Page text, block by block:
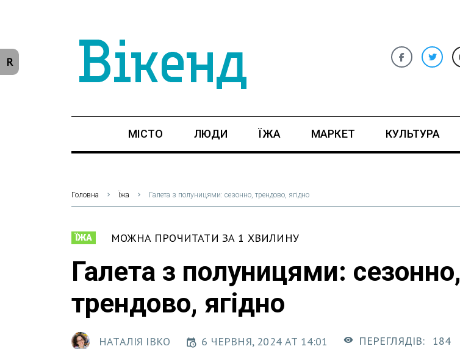
МІСТО ЛЮДИ ЇЖА МАРКЕТ КУЛЬТУРА
Головна Їжа Галета з полуницями: сезонно, трендово, ягідно
ЇЖА МОЖНА ПРОЧИТАТИ ЗА 1 ХВИЛИНУ
Галета з полуницями: сезонно,
трендово, ягідно
НАТАЛІЯ ІВКО 6 ЧЕРВНЯ, 2024 AT 14:01 ПЕРЕГЛЯДІВ: 184
R